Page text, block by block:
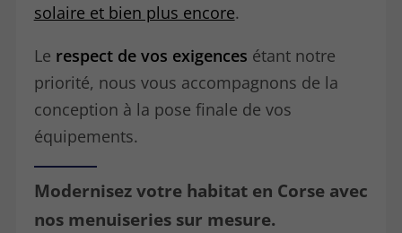
solaire et bien plus encore.
Le respect de vos exigences étant notre
priorité, nous vous accompagnons de la
conception à la pose finale de vos
équipements.
Modernisez votre habitat en Corse avec
nos menuiseries sur mesure.